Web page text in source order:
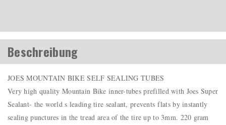
Beschreibung
JOES MOUNTAIN BIKE SELF SEALING TUBES
Very high quality Mountain Bike inner-tubes prefilled with Joes Super
Sealant- the world s leading tire sealant, prevents flats by instantly
sealing punctures in the tread area of the tire up to 3mm. 220 gram